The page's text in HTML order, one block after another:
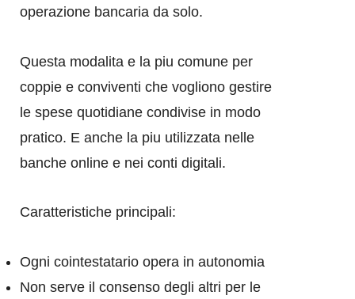
operazione bancaria da solo.
Questa modalita e la piu comune per
coppie e conviventi che vogliono gestire
le spese quotidiane condivise in modo
pratico. E anche la piu utilizzata nelle
banche online e nei conti digitali.
Caratteristiche principali:
Ogni cointestatario opera in autonomia
Non serve il consenso degli altri per le